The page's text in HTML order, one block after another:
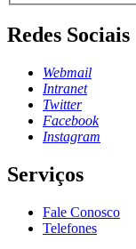
Redes Sociais
Webmail
Intranet
Twitter
Facebook
Instagram
Serviços
Fale Conosco
Telefones